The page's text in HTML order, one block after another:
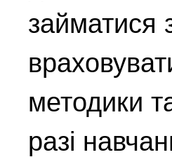
займатися
методики
разі